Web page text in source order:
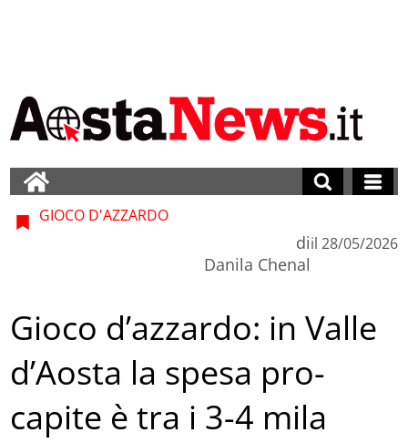
GIOCO D'AZZARDO
di
Danila Chenal
il 28/05/2026
Gioco d’azzardo: in Valle
d’Aosta la spesa pro-
capite è tra i 3-4 mila